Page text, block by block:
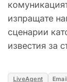
изпращате
сценарии
известия за
LiveAgent